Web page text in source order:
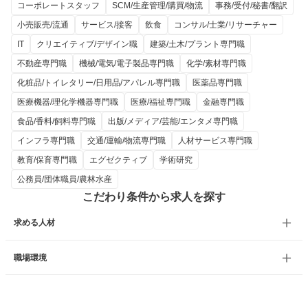
コーポレートスタッフ
SCM/生産管理/購買/物流
事務/受付/秘書/翻訳
小売販売/流通
サービス/接客 飲食
コンサル/士業/リサーチャー
IT
クリエイティブ/デザイン職
建築/土木/プラント専門職
不動産専門職
機械/電気/電子製品専門職
化学/素材専門職
化粧品/トイレタリー/日用品/アパレル専門職
医薬品専門職
医療機器/理化学機器専門職
医療/福祉専門職
金融専門職
食品/香料/飼料専門職
出版/メディア/芸能/エンタメ専門職
インフラ専門職
交通/運輸/物流専門職
人材サービス専門職
教育/保育専門職
エグゼクティブ
学術研究
公務員/団体職員/農林水産
こだわり条件から求人を探す
求める人材
職場環境